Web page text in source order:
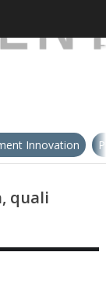
Innovation
quali